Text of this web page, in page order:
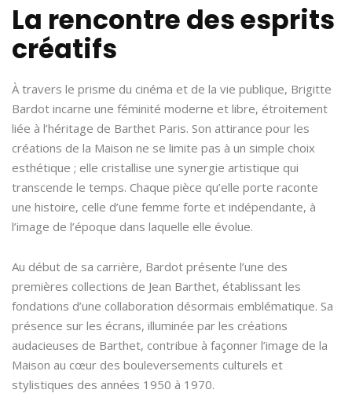
La rencontre des esprits
créatifs
À travers le prisme du cinéma et de la vie publique, Brigitte
Bardot incarne une féminité moderne et libre, étroitement
liée à l’héritage de Barthet Paris. Son attirance pour les
créations de la Maison ne se limite pas à un simple choix
esthétique ; elle cristallise une synergie artistique qui
transcende le temps. Chaque pièce qu’elle porte raconte
une histoire, celle d’une femme forte et indépendante, à
l’image de l’époque dans laquelle elle évolue.
Au début de sa carrière, Bardot présente l’une des
premières collections de Jean Barthet, établissant les
fondations d’une collaboration désormais emblématique. Sa
présence sur les écrans, illuminée par les créations
audacieuses de Barthet, contribue à façonner l’image de la
Maison au cœur des bouleversements culturels et
stylistiques des années 1950 à 1970.